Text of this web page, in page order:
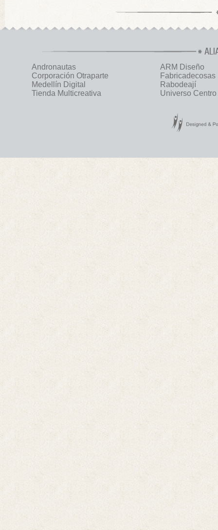
Andronautas
ARM Diseño
Corporación Otraparte
Fabricadecosas
Medellín Digital
Rabodeají
Tienda Multicreativa
Universo Centro